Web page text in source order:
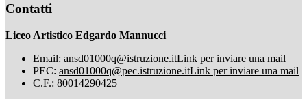
Contatti
Liceo Artistico Edgardo Mannucci
Email: ansd01000q@istruzione.itLink per inviare una mail
PEC: ansd01000q@pec.istruzione.itLink per inviare una mail
C.F.: 80014290425